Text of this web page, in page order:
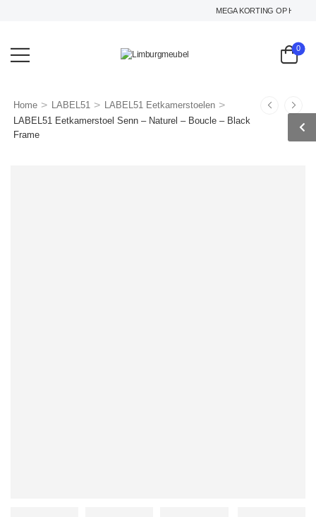
MEGA KORTING OP HET
0
Home > LABEL51 > LABEL51 Eetkamerstoelen >
LABEL51 Eetkamerstoel Senn – Naturel – Boucle – Black
Frame